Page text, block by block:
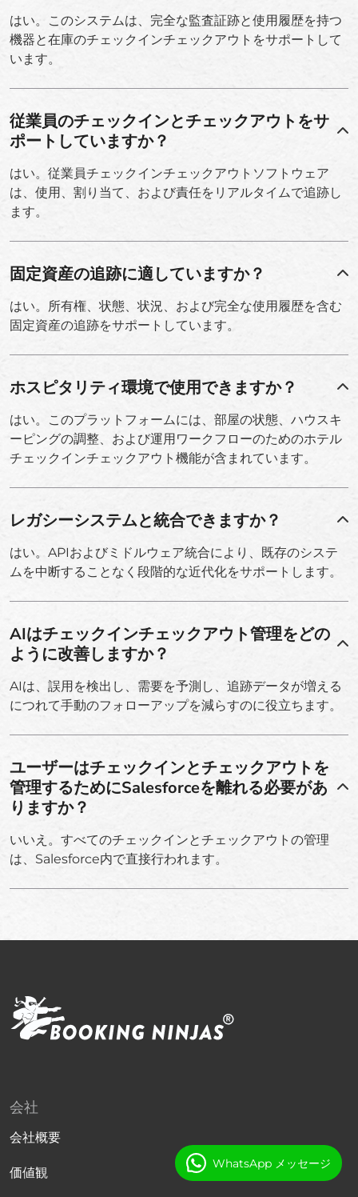
はい。このシステムは、完全な監査証跡と使用履歴を持つ
機器と在庫のチェックインチェックアウトをサポートして
います。
従業員のチェックインとチェックアウトをサ
ポートしていますか？
はい。従業員チェックインチェックアウトソフトウェア
は、使用、割り当て、および責任をリアルタイムで追跡し
ます。
固定資産の追跡に適していますか？
はい。所有権、状態、状況、および完全な使用履歴を含む
固定資産の追跡をサポートしています。
ホスピタリティ環境で使用できますか？
はい。このプラットフォームには、部屋の状態、ハウスキ
ーピングの調整、および運用ワークフローのためのホテル
チェックインチェックアウト機能が含まれています。
レガシーシステムと統合できますか？
はい。APIおよびミドルウェア統合により、既存のシステ
ムを中断することなく段階的な近代化をサポートします。
AIはチェックインチェックアウト管理をどの
ように改善しますか？
AIは、誤用を検出し、需要を予測し、追跡データが増える
につれて手動のフォローアップを減らすのに役立ちます。
ユーザーはチェックインとチェックアウトを
管理するためにSalesforceを離れる必要があ
りますか？
いいえ。すべてのチェックインとチェックアウトの管理
は、Salesforce内で直接行われます。
会社
会社概要
価値観
WhatsApp メッセージ